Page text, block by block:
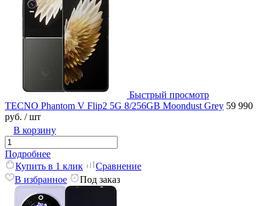
Быстрый просмотр
TECNO Phantom V Flip2 5G 8/256GB Moondust Grey 59 990
руб. / шт
В корзину
Подробнее
Купить в 1 клик
Сравнение
В избранное
Под заказ